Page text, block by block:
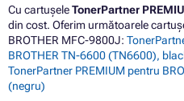
Cu cartușeleTonerPartner
din cost. Oferim următoarele
BROTHER MFC-9800J:
BROTHER TN-6600 (TN6600),
TonerPartner PREMIUM pentru
(negru)